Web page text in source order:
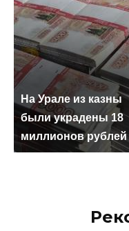
На Урале из казны
были украдены 18
миллионов рублей